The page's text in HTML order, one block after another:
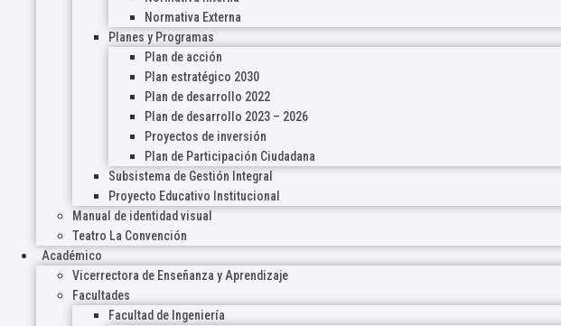
Normativa Externa
Planes y Programas
Plan de acción
Plan estratégico 2030
Plan de desarrollo 2022
Plan de desarrollo 2023 – 2026
Proyectos de inversión
Plan de Participación Ciudadana
Subsistema de Gestión Integral
Proyecto Educativo Institucional
Manual de identidad visual
Teatro La Convención
Académico
Vicerrectora de Enseñanza y Aprendizaje
Facultades
Facultad de Ingeniería